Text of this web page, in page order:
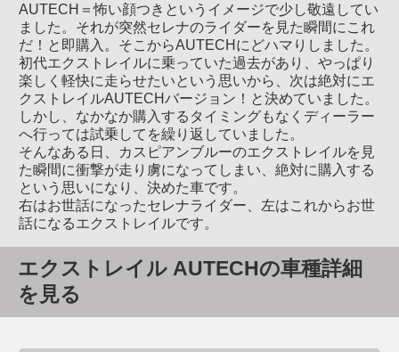
AUTECH＝怖い顔つきというイメージで少し敬遠してい
ました。それが突然セレナのライダーを見た瞬間にこれ
だ！と即購入。そこからAUTECHにどハマりしました。
初代エクストレイルに乗っていた過去があり、やっぱり
楽しく軽快に走らせたいという思いから、次は絶対にエ
クストレイルAUTECHバージョン！と決めていました。
しかし、なかなか購入するタイミングもなくディーラー
へ行っては試乗してを繰り返していました。
そんなある日、カスピアンブルーのエクストレイルを見
た瞬間に衝撃が走り虜になってしまい、絶対に購入する
という思いになり、決めた車です。
右はお世話になったセレナライダー、左はこれからお世
話になるエクストレイルです。
エクストレイル AUTECHの車種詳細
を見る